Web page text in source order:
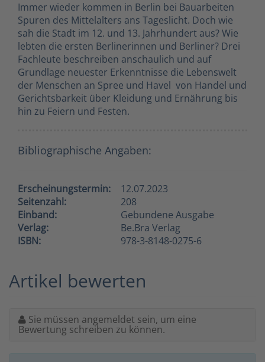
Immer wieder kommen in Berlin bei Bauarbeiten
Spuren des Mittelalters ans Tageslicht. Doch wie
sah die Stadt im 12. und 13. Jahrhundert aus? Wie
lebten die ersten Berlinerinnen und Berliner? Drei
Fachleute beschreiben anschaulich und auf
Grundlage neuester Erkenntnisse die Lebenswelt
der Menschen an Spree und Havel  von Handel und
Gerichtsbarkeit über Kleidung und Ernährung bis
hin zu Feiern und Festen.
Bibliographische Angaben:
Erscheinungstermin:
12.07.2023
Seitenzahl:
208
Einband:
Gebundene Ausgabe
Verlag:
Be.Bra Verlag
ISBN:
978-3-8148-0275-6
Artikel bewerten
Sie müssen angemeldet sein, um eine
Bewertung schreiben zu können.